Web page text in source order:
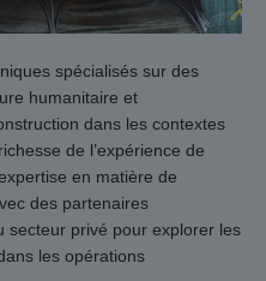
spécialisés sur des
humanitaire et
dans les contextes
de l’expérience de
en matière de
des partenaires
secteur privé pour explorer les
les opérations